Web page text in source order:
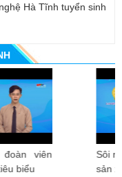
Hà Tĩnh tuyển sinh
đua lao động
đầu xuân